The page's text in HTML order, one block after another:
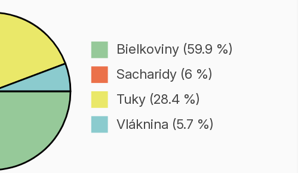
Bielkoviny (59.9 %)
Sacharidy (6 %)
Tuky (28.4 %)
Vláknina (5.7 %)